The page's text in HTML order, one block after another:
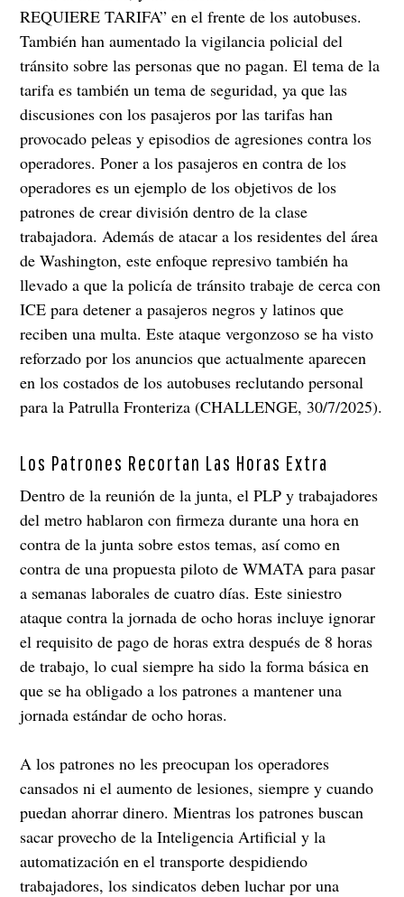
REQUIERE TARIFA” en el frente de los autobuses.
También han aumentado la vigilancia policial del
tránsito sobre las personas que no pagan. El tema de la
tarifa es también un tema de seguridad, ya que las
discusiones con los pasajeros por las tarifas han
provocado peleas y episodios de agresiones contra los
operadores. Poner a los pasajeros en contra de los
operadores es un ejemplo de los objetivos de los
patrones de crear división dentro de la clase
trabajadora. Además de atacar a los residentes del área
de Washington, este enfoque represivo también ha
llevado a que la policía de tránsito trabaje de cerca con
ICE para detener a pasajeros negros y latinos que
reciben una multa. Este ataque vergonzoso se ha visto
reforzado por los anuncios que actualmente aparecen
en los costados de los autobuses reclutando personal
para la Patrulla Fronteriza (CHALLENGE, 30/7/2025).
Los Patrones Recortan Las Horas Extra
Dentro de la reunión de la junta, el PLP y trabajadores
del metro hablaron con firmeza durante una hora en
contra de la junta sobre estos temas, así como en
contra de una propuesta piloto de WMATA para pasar
a semanas laborales de cuatro días. Este siniestro
ataque contra la jornada de ocho horas incluye ignorar
el requisito de pago de horas extra después de 8 horas
de trabajo, lo cual siempre ha sido la forma básica en
que se ha obligado a los patrones a mantener una
jornada estándar de ocho horas.
A los patrones no les preocupan los operadores
cansados ni el aumento de lesiones, siempre y cuando
puedan ahorrar dinero. Mientras los patrones buscan
sacar provecho de la Inteligencia Artificial y la
automatización en el transporte despidiendo
trabajadores, los sindicatos deben luchar por una